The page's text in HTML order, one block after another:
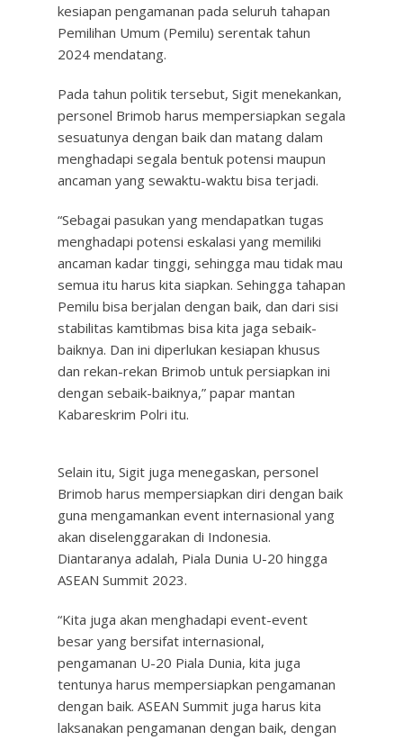
kesiapan pengamanan pada seluruh tahapan
Pemilihan Umum (Pemilu) serentak tahun
2024 mendatang.
Pada tahun politik tersebut, Sigit menekankan,
personel Brimob harus mempersiapkan segala
sesuatunya dengan baik dan matang dalam
menghadapi segala bentuk potensi maupun
ancaman yang sewaktu-waktu bisa terjadi.
“Sebagai pasukan yang mendapatkan tugas
menghadapi potensi eskalasi yang memiliki
ancaman kadar tinggi, sehingga mau tidak mau
semua itu harus kita siapkan. Sehingga tahapan
Pemilu bisa berjalan dengan baik, dan dari sisi
stabilitas kamtibmas bisa kita jaga sebaik-
baiknya. Dan ini diperlukan kesiapan khusus
dan rekan-rekan Brimob untuk persiapkan ini
dengan sebaik-baiknya,” papar mantan
Kabareskrim Polri itu.
Selain itu, Sigit juga menegaskan, personel
Brimob harus mempersiapkan diri dengan baik
guna mengamankan event internasional yang
akan diselenggarakan di Indonesia.
Diantaranya adalah, Piala Dunia U-20 hingga
ASEAN Summit 2023.
“Kita juga akan menghadapi event-event
besar yang bersifat internasional,
pengamanan U-20 Piala Dunia, kita juga
tentunya harus mempersiapkan pengamanan
dengan baik. ASEAN Summit juga harus kita
laksanakan pengamanan dengan baik, dengan